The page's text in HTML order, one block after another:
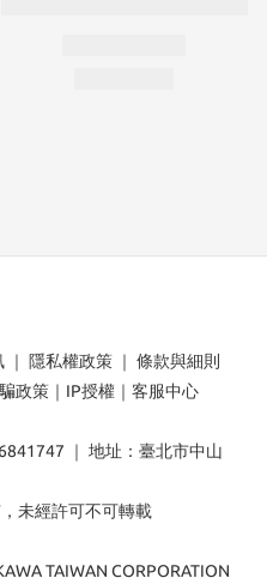
｜ 隱私權政策 ｜ 條款與細則
政策 ｜ IP授權 ｜ 客服中心
｜ 地址：臺北市中山
未經許可不可轉載
TAIWAN CORPORATION